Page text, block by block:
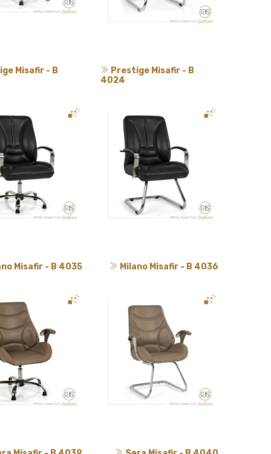
Misafir - B
Prestige Misafir - B
4024
Misafir - B 4035 Milano Misafir - B 4036